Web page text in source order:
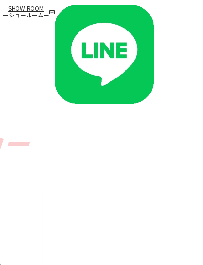
SHOW ROOM
ーショールームー